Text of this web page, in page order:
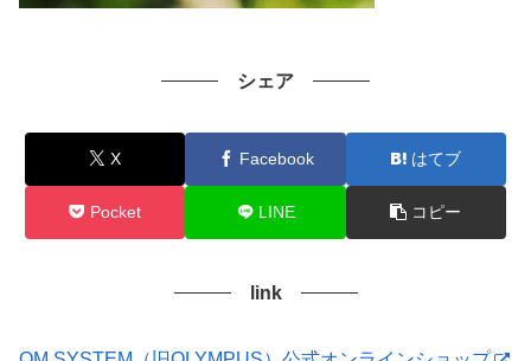
シェア
X Facebook はてブ
Pocket LINE コピー
link